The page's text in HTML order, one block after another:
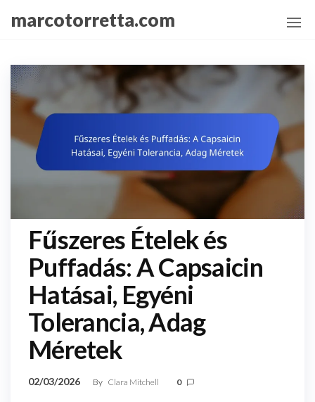
content
marcotorretta.com
Fűszeres Ételek és
Puffadás: A Capsaicin
Hatásai, Egyéni
Tolerancia, Adag
Méretek
02/03/2026 By Clara Mitchell 0